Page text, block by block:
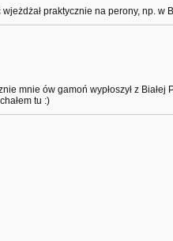
praktycznie na perony, np. w
mnie ów gamoń wypłoszył z Białej
tu :)